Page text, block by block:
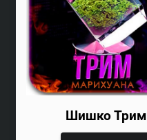
Шишко Трим